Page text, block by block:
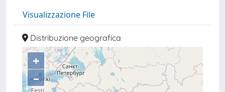
Visualizzazione File
Distribuzione geografica
+
–